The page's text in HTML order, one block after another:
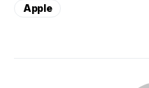
Apple